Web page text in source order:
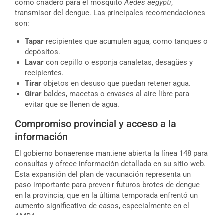
como criadero para el mosquitoAedes aegypti,
transmisor del dengue. Las principales recomendaciones
son:
Tapar recipientes que acumulen agua, como tanques o
depósitos.
Lavar con cepillo o esponja canaletas, desagües y
recipientes.
Tirar objetos en desuso que puedan retener agua.
Girar baldes, macetas o envases al aire libre para
evitar que se llenen de agua.
Compromiso provincial y acceso a la
información
El gobierno bonaerense mantiene abierta la línea 148 para
consultas y ofrece información detallada en su sitio web.
Esta expansión del plan de vacunación representa un
paso importante para prevenir futuros brotes de dengue
en la provincia, que en la última temporada enfrentó un
aumento significativo de casos, especialmente en el